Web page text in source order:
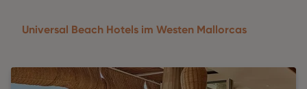
Universal Beach Hotels im Westen Mallorcas